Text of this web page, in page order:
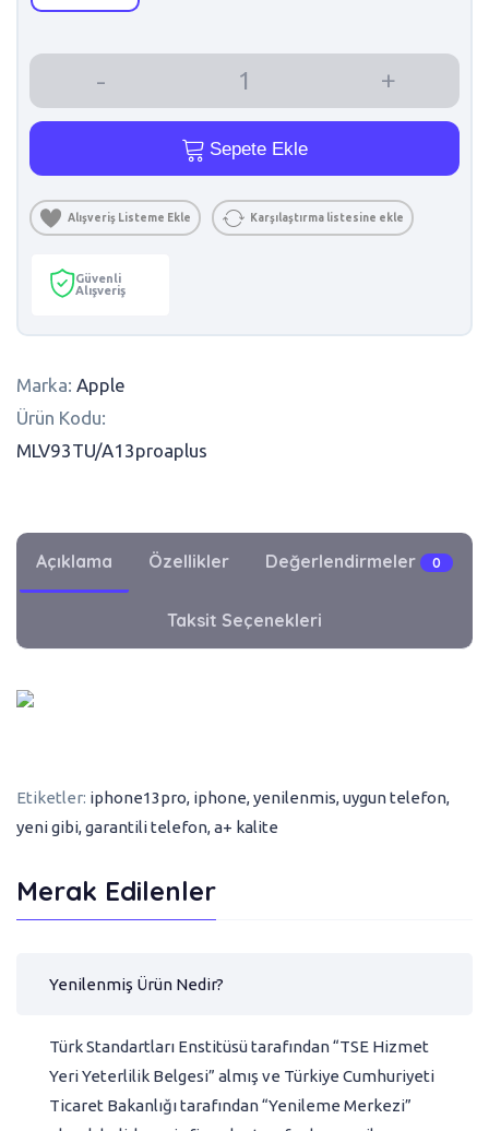
Sepete Ekle
Alışveriş Listeme Ekle Karşılaştırma listesine ekle
Güvenli
Alışveriş
Marka: Apple
Ürün Kodu:
MLV93TU/A13proaplus
Açıklama Özellikler Değerlendirmeler 0
Taksit Seçenekleri
Etiketler: iphone13pro, iphone,yenilenmis,uygun telefon,
yeni gibi,garantili telefon,a+ kalite
Merak Edilenler
Yenilenmiş Ürün Nedir?
Türk Standartları Enstitüsü tarafından “TSE Hizmet
Yeri Yeterlilik Belgesi” almış ve Türkiye Cumhuriyeti
Ticaret Bakanlığı tarafından “Yenileme Merkezi”